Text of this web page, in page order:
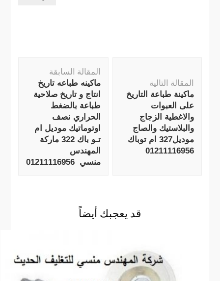
بين
التدوينات
المقالة السابقة
ماكينه طباعه تاريخ
انتاج و تاريخ صلاحية
طباعة بالضغط
الحراري نصف
اوتوماتيك موديل ام
تـو باك 322 ماركة
المهندس
منسي 01211116956
المقالة التالية
ماكينة طباعة التاريخ
على العبوات
والاغطية الزجاج
والبلاستيك والصاج
موديل327 ام توباك
01211116956
قد يعجبك أيضاً